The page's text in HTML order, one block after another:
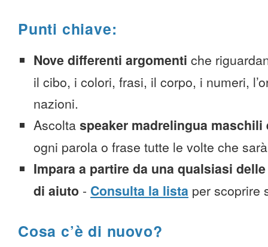
Punti chiave:
Nove differenti argomenti che
il cibo, i colori, frasi, il corpo, i numeri,
nazioni.
Ascolta speaker madrelingua maschili
ogni parola o frase tutte le volte che
Impara a partire da una qualsiasi
di aiuto - Consulta la lista per scoprire
Cosa c’è di nuovo?